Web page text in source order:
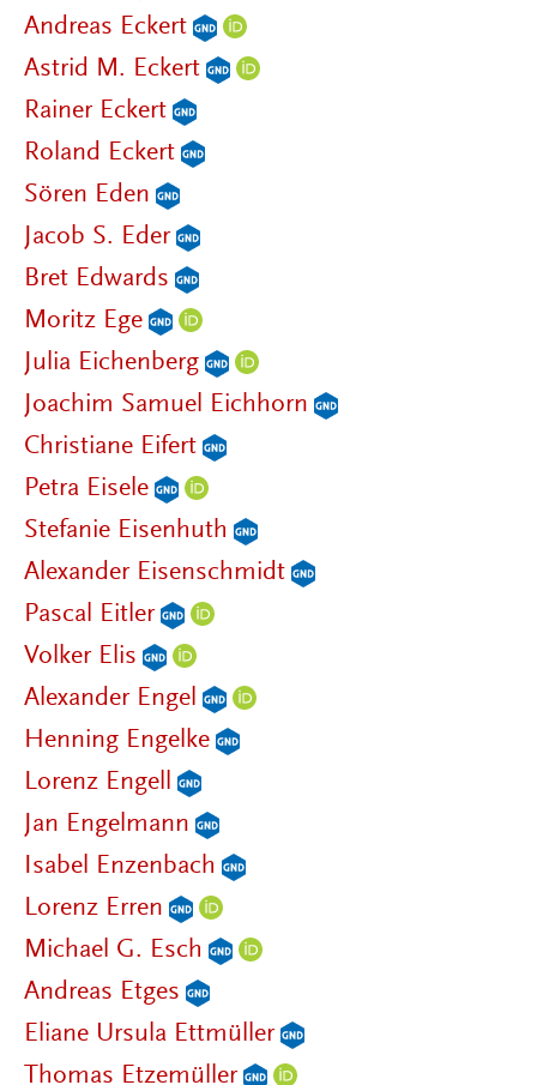
Andreas Eckert
Astrid M. Eckert
Rainer Eckert
Roland Eckert
Sören Eden
Jacob S. Eder
Bret Edwards
Moritz Ege
Julia Eichenberg
Joachim Samuel Eichhorn
Christiane Eifert
Petra Eisele
Stefanie Eisenhuth
Alexander Eisenschmidt
Pascal Eitler
Volker Elis
Alexander Engel
Henning Engelke
Lorenz Engell
Jan Engelmann
Isabel Enzenbach
Lorenz Erren
Michael G. Esch
Andreas Etges
Eliane Ursula Ettmüller
Thomas Etzemüller